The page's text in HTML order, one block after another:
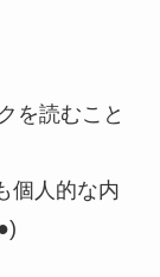
を読むこと
個人的な内